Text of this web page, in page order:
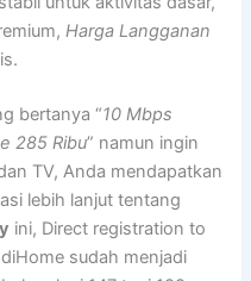
Harga Langganan
bertanya “10 Mbps
285 Ribu” namun ingin
TV, Anda mendapatkan
lebih lanjut tentang
ini, Direct registration to
sudah menjadi